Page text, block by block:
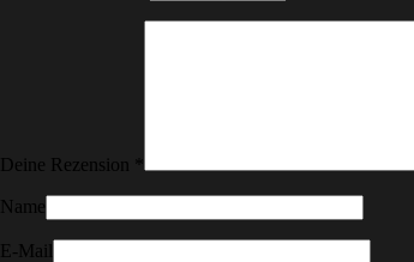
Deine Rezension
Name
E-Mail